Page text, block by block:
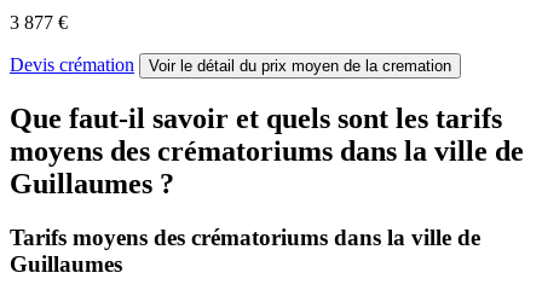
3 877 €
Devis crémation Voir le détail du prix moyen de la cremation
Que faut-il savoir et quels sont les tarifs
moyens des crématoriums dans la ville de
Guillaumes ?
Tarifs moyens des crématoriums dans la ville de
Guillaumes